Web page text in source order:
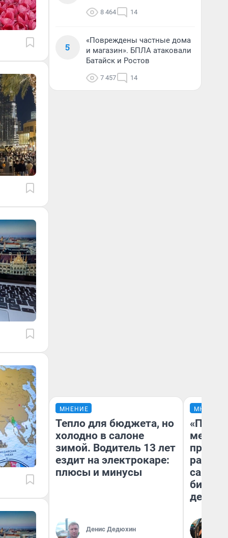
8 464 14
5
«Повреждены частные дома
и магазин». БПЛА атаковали
Батайск и Ростов
7 457 14
МНЕНИЕ
Тепло для бюджета, но
холодно в салоне
зимой. Водитель 13 лет
ездит на электрокаре:
плюсы и минусы
Денис Дедюхин
МНЕНИЕ
самом